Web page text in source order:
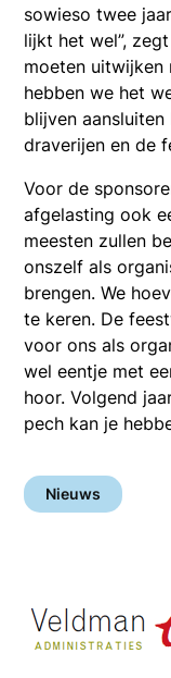
sowieso twee
lijkt het wel”,
moeten uitwijken
hebben we het
blijven
draverijen en de
Voor de
afgelasting ook
meesten zullen
onszelf als
brengen. We
te keren. De
voor ons als
wel eentje met
hoor. Volgend
pech kan je
Nieuws